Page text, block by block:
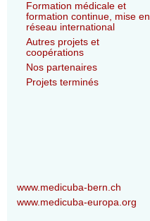
Formation médicale et
formation continue, mise en
réseau international
Autres projets et
coopérations
Nos partenaires
Projets terminés
www.medicuba-bern.ch
www.medicuba-europa.org